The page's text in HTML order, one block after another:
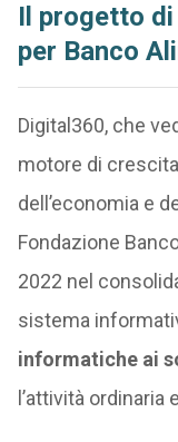
Il progetto
per Banco
Digital360, che
motore di
dell’economia e
Fondazione
2022 nel
sistema
informatiche ai
l’attività